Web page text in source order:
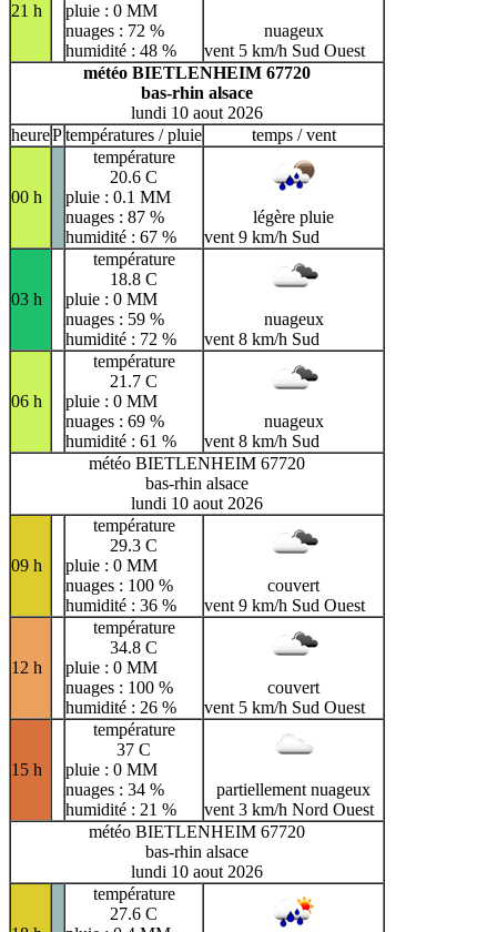
21 h
pluie : 0 MM
nuages : 72 %
humidité : 48 %
nuageux
vent 5 km/h Sud Ouest
météo BIETLENHEIM 67720
bas-rhin alsace
lundi 10 aout 2026
heurePtempératures / pluie temps / vent
00 h
température
20.6 C
pluie : 0.1 MM
nuages : 87 %
humidité : 67 %
légère pluie
vent 9 km/h Sud
03 h
température
18.8 C
pluie : 0 MM
nuages : 59 %
humidité : 72 %
nuageux
vent 8 km/h Sud
06 h
température
21.7 C
pluie : 0 MM
nuages : 69 %
humidité : 61 %
nuageux
vent 8 km/h Sud
météo BIETLENHEIM 67720
bas-rhin alsace
lundi 10 aout 2026
09 h
température
29.3 C
pluie : 0 MM
nuages : 100 %
humidité : 36 %
couvert
vent 9 km/h Sud Ouest
12 h
température
34.8 C
pluie : 0 MM
nuages : 100 %
humidité : 26 %
couvert
vent 5 km/h Sud Ouest
15 h
température
37 C
pluie : 0 MM
nuages : 34 %
humidité : 21 %
partiellement nuageux
vent 3 km/h Nord Ouest
météo BIETLENHEIM 67720
bas-rhin alsace
lundi 10 aout 2026
température
27.6 C